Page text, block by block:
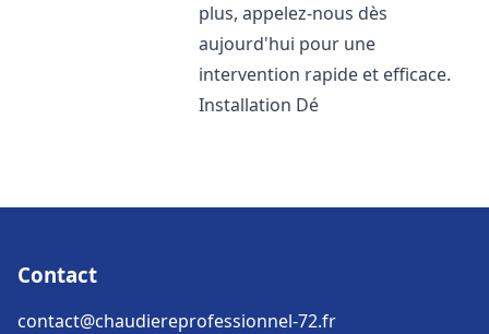
plus, appelez-nous dès
aujourd'hui pour une
intervention rapide et efficace.
Installation Dé
Contact
contact@chaudiereprofessionnel-72.fr